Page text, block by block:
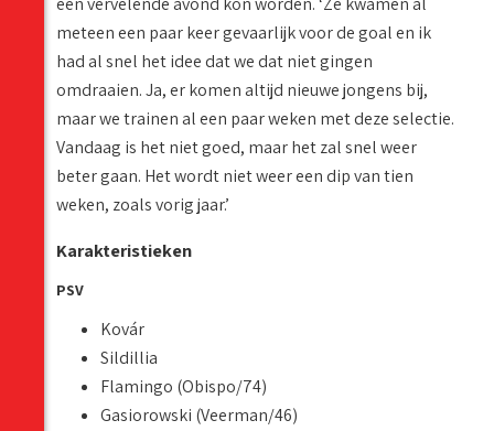
meteen een paar keer gevaarlijk voor de goal en ik
had al snel het idee dat we dat niet gingen
omdraaien. Ja, er komen altijd nieuwe jongens bij,
maar we trainen al een paar weken met deze selectie.
Vandaag is het niet goed, maar het zal snel weer
beter gaan. Het wordt niet weer een dip van tien
weken, zoals vorig jaar.’
Karakteristieken
PSV
Kovár
Sildillia
Flamingo (Obispo/74)
Gasiorowski (Veerman/46)